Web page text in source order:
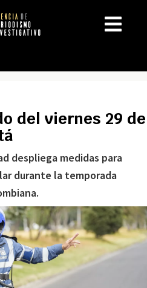
del viernes 29 de
despliega medidas para
durante la temporada